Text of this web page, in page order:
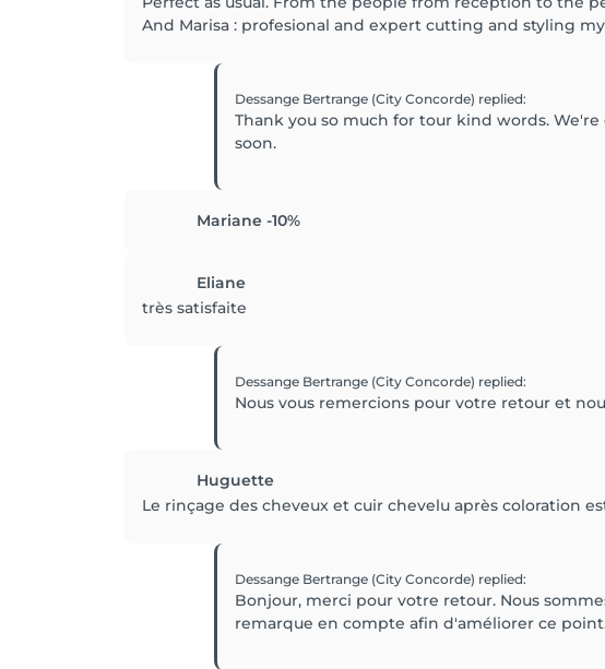
And Marisa : profesional and expert cutting and styling
Dessange Bertrange (City Concorde) replied:
Thank you so much for tour kind words.
soon.
Mariane -10%
Eliane
très satisfaite
Dessange Bertrange (City Concorde) replied:
Nous vous remercions pour votre retour et
Huguette
Le rinçage des cheveux et cuir chevelu après coloration
Dessange Bertrange (City Concorde) replied:
Bonjour, merci pour votre retour. Nous
remarque en compte afin d'améliorer ce